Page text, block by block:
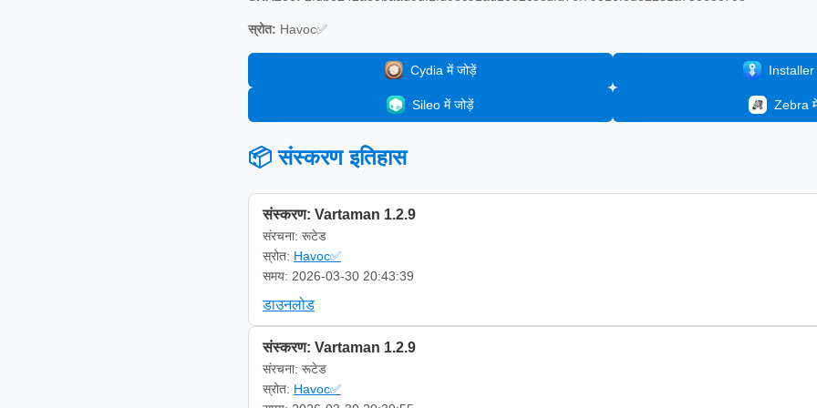
स्रोत: Havoc✅
Cydia में जोड़ें Installer
Sileo में जोड़ें Zebra
📦 संस्करण इतिहास
संस्करण: Vartaman 1.2.9
संरचना: रूटेड
स्रोत: Havoc✅
समय: 2026-03-30 20:43:39
डाउनलोड
संस्करण: Vartaman 1.2.9
संरचना: रूटेड
स्रोत: Havoc✅